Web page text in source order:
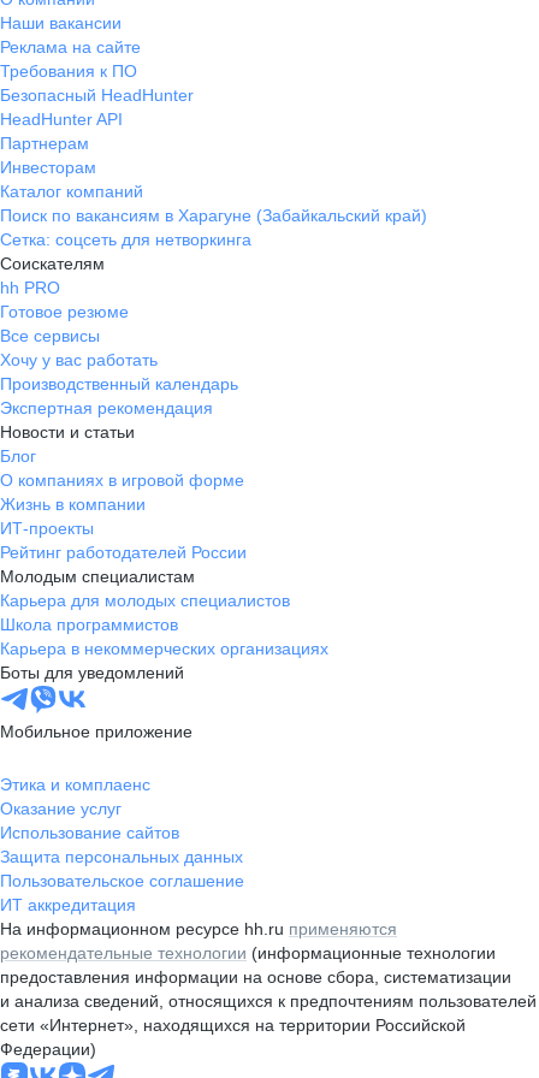
Наши вакансии
Реклама на сайте
Требования к ПО
Безопасный HeadHunter
HeadHunter API
Партнерам
Инвесторам
Каталог компаний
Поиск по вакансиям в Харагуне (Забайкальский край)
Сетка: соцсеть для нетворкинга
Соискателям
hh PRO
Готовое резюме
Все сервисы
Хочу у вас работать
Производственный календарь
Экспертная рекомендация
Новости и статьи
Блог
О компаниях в игровой форме
Жизнь в компании
ИТ-проекты
Рейтинг работодателей России
Молодым специалистам
Карьера для молодых специалистов
Школа программистов
Карьера в некоммерческих организациях
Боты для уведомлений
Мобильное приложение
Этика и комплаенс
Оказание услуг
Использование сайтов
Защита персональных данных
Пользовательское соглашение
ИТ аккредитация
На информационном ресурсе hh.ru применяются
рекомендательные технологии (информационные технологии
предоставления информации на основе сбора, систематизации
и анализа сведений, относящихся к предпочтениям пользователей
сети «Интернет», находящихся на территории Российской
Федерации)